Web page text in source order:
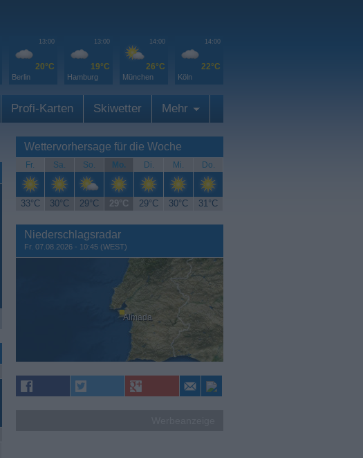
13:00
20°C
Berlin
13:00
19°C
Hamburg
14:00
26°C
München
14:00
22°C
Köln
Profi-Karten Skiwetter Mehr
Wettervorhersage für die Woche
Fr. Sa. So. Mo. Di. Mi. Do.
33°C 30°C 29°C 29°C 29°C 30°C 31°C
Niederschlagsradar
Fr. 07.08.2026 - 10:45 (WEST)
Almada